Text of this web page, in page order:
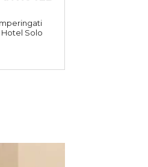
Hotel Solo